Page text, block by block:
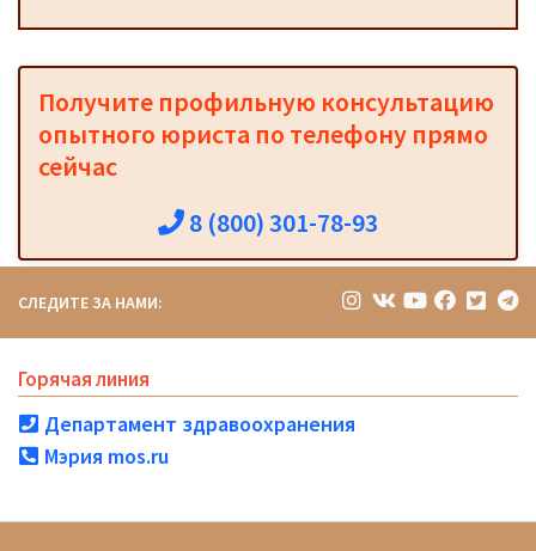
Получите профильную консультацию
опытного юриста по телефону прямо
сейчас
8 (800) 301-78-93
СЛЕДИТЕ ЗА НАМИ:
Горячая линия
Департамент здравоохранения
Мэрия mos.ru